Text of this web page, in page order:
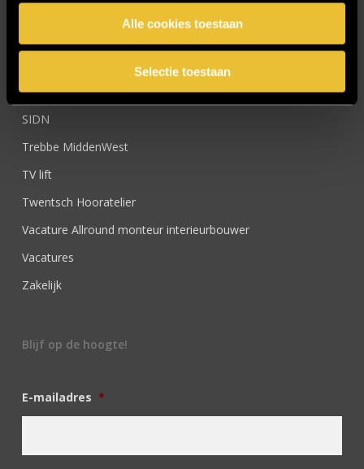
Alle cookies toestaan
Selectie toestaan
Referenties
Showroom
SIDN
Trebbe MiddenWest
TV lift
Twentsch Hooratelier
Vacature Allround monteur interieurbouwer
Vacatures
Zakelijk
Blijf op de hoogte!
E-mailadres *